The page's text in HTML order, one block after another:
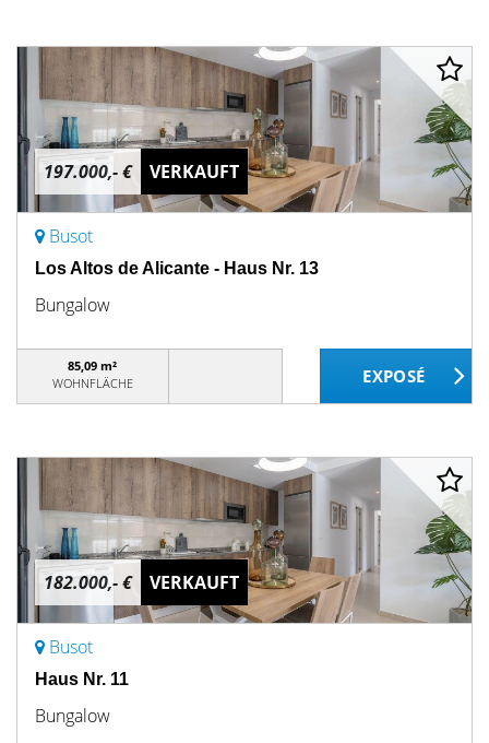
197.000,- € VERKAUFT
Busot
Los Altos de Alicante - Haus Nr. 13
Bungalow
85,09 m²
WOHNFLÄCHE
182.000,- € VERKAUFT
Busot
Haus Nr. 11
Bungalow